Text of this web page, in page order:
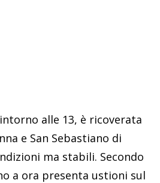
alle 13, è ricoverata
e San Sebastiano di
ma stabili. Secondo
a ora presenta ustioni sul